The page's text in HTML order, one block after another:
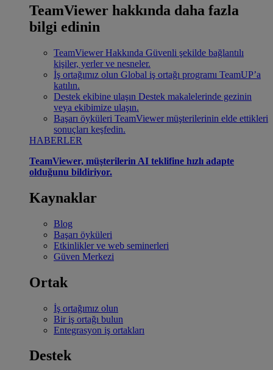
TeamViewer hakkında daha fazla
bilgi edinin
TeamViewer Hakkında Güvenli şekilde bağlantılı
kişiler, yerler ve nesneler.
İş ortağımız olun Global iş ortağı programı TeamUP’a
katılın.
Destek ekibine ulaşın Destek makalelerinde gezinin
veya ekibimize ulaşın.
Başarı öyküleri TeamViewer müşterilerinin elde ettikleri
sonuçları keşfedin.
HABERLER
TeamViewer, müşterilerin AI teklifine hızlı adapte
olduğunu bildiriyor.
Kaynaklar
Blog
Başarı öyküleri
Etkinlikler ve web seminerleri
Güven Merkezi
Ortak
İş ortağımız olun
Bir iş ortağı bulun
Entegrasyon iş ortakları
Destek